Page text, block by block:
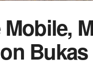
Bukas